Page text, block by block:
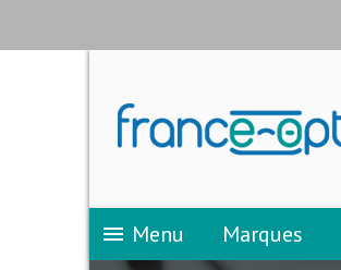
menu Menu Marques